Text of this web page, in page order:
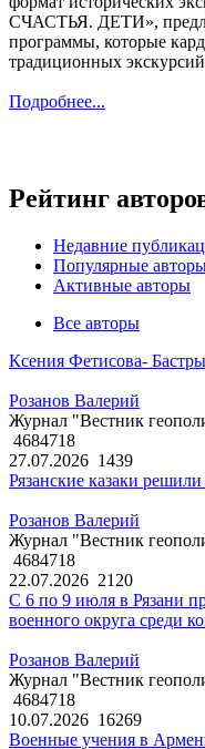
СЧАСТЬЯ. ДЕТИ»,
программы, которые
традиционных
Подробнее...
Рейтинг
Недавние
Популярные
Активные авторы
Все авторы
Ксения Фетисова-
Розанов Валерий
Журнал "Вестник
4684718
27.07.2026 1439
Рязанские казаки
Розанов Валерий
Журнал "Вестник
4684718
22.07.2026 2120
С 6 по 9 июля в Рязани
военного округа среди
Розанов Валерий
Журнал "Вестник
4684718
10.07.2026 16269
Военные учения в